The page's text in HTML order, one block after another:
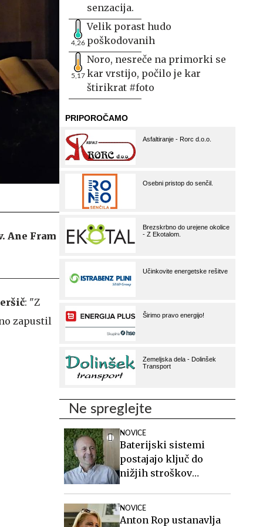
Ane Fram
: "Z
zapustil
senzacija.
4,26
Velik porast hudo
poškodovanih
5,17
Noro, nesreče na primorki se
kar vrstijo, počilo je kar
štirikrat #foto
Ne spreglejte
NOVICE
Baterijski sistemi
postajajo ključ do
nižjih stroškov
NOVICE
Anton Rop ustanavlja